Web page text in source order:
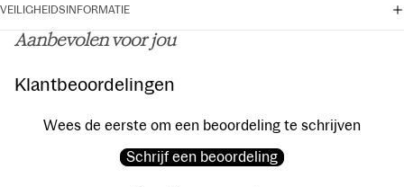
VEILIGHEIDSINFORMATIE
Aanbevolen voor jou
Klantbeoordelingen
Wees de eerste om een beoordeling te schrijven
Schrijf een beoordeling